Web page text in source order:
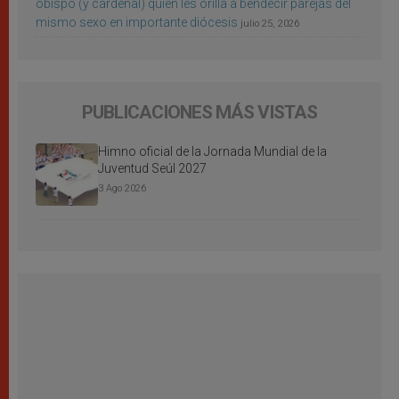
obispo (y cardenal) quien les orilla a bendecir parejas del
mismo sexo en importante diócesis julio 25, 2026
PUBLICACIONES MÁS VISTAS
Himno oficial de la Jornada Mundial de la
Juventud Seúl 2027
3 Ago 2026